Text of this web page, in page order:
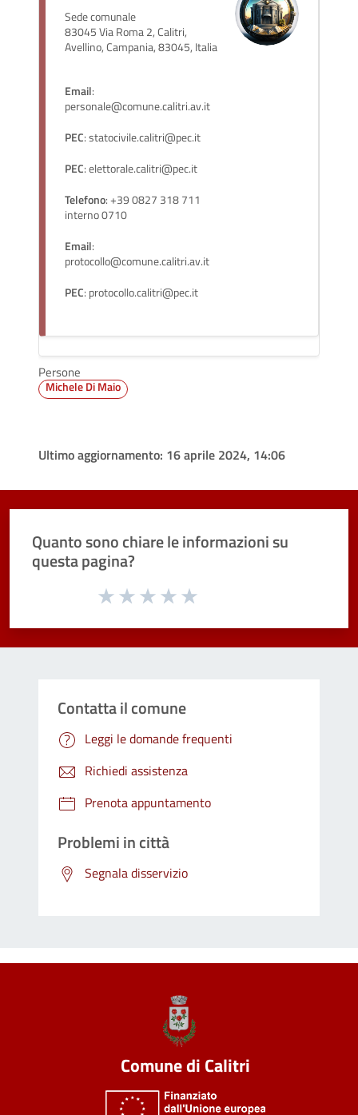
Sede comunale
83045 Via Roma 2, Calitri,
Avellino, Campania, 83045, Italia
Email:
personale@comune.calitri.av.it
PEC: statocivile.calitri@pec.it
PEC: elettorale.calitri@pec.it
Telefono: +39 0827 318 711
interno 0710
Email:
protocollo@comune.calitri.av.it
PEC: protocollo.calitri@pec.it
Persone
Michele Di Maio
Ultimo aggiornamento: 16 aprile 2024, 14:06
Quanto sono chiare le informazioni su
questa pagina?
Valuta da 1 a 5 stelle la pagina
Contatta il comune
Leggi le domande frequenti
Richiedi assistenza
Prenota appuntamento
Problemi in città
Segnala disservizio
Comune di Calitri